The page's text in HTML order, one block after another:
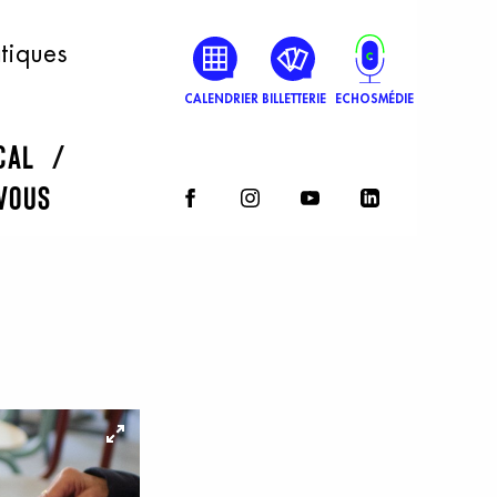
CALENDRIER BILLETTERIE ECHOSMÉDIE